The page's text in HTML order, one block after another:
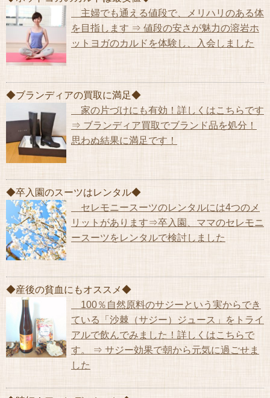
主婦でも通える値段で、メリハリのある体
を目指します ⇒ 値段の安さが魅力の溶岩ホ
ットヨガのカルドを体験し、入会しました
◆ブランディアの買取に満足◆
家の片づけにも有効！詳しくはこちらです
⇒ ブランディア買取でブランド品を処分！
思わぬ結果に満足です！
◆卒入園のスーツはレンタル◆
セレモニースーツのレンタルには4つのメ
リットがあります⇒卒入園、ママのセレモニ
ースーツをレンタルで検討しました
◆産後の貧血にもオススメ◆
100％自然原料のサジーという実からでき
ている「沙棘（サジー）ジュース」をトライ
アルで飲んでみました！詳しくはこちらで
す。 ⇒ サジー効果で朝から元気に過ごせま
した